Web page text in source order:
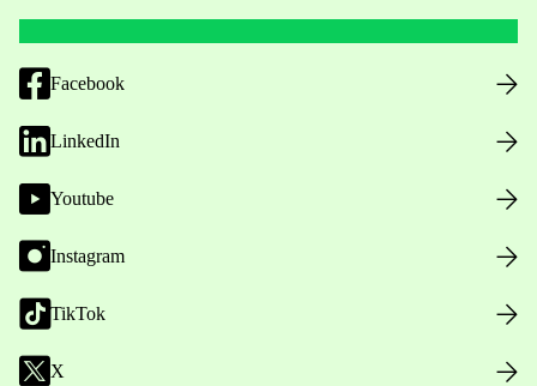
Facebook
LinkedIn
Youtube
Instagram
TikTok
X